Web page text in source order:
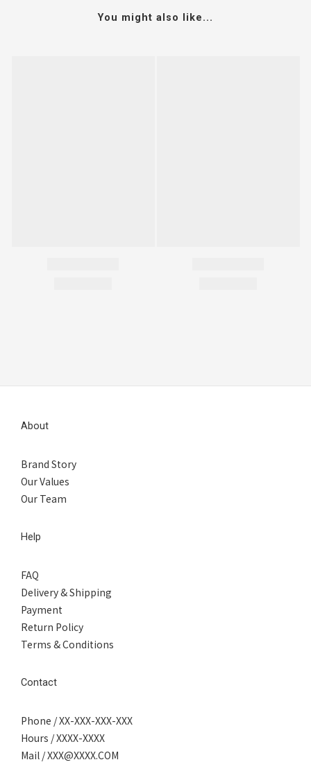
You might also like...
About
Brand Story
Our Values
Our Team
Help
FAQ
Delivery & Shipping
Payment
Return Policy
Terms & Conditions
Contact
Phone / XX-XXX-XXX-XXX
Hours / XXXX-XXXX
Mail / XXX@XXXX.COM